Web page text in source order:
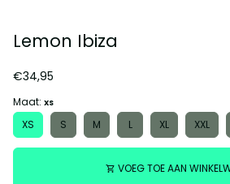
Lemon Ibiza
€34,95
Maat: XS
XS S M L XL XXL
shopping_cart VOEG TOE AAN